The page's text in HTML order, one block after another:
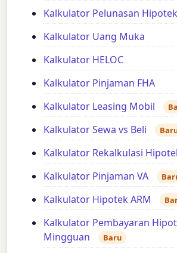
Kalkulator Pelunasan Hipotek
Kalkulator Uang Muka
Kalkulator HELOC
Kalkulator Pinjaman FHA
Kalkulator Leasing Mobil
Kalkulator Sewa vs Beli
Kalkulator Rekalkulasi
Kalkulator Pinjaman VA
Kalkulator Hipotek ARM
Kalkulator Pembayaran
Mingguan
Baru